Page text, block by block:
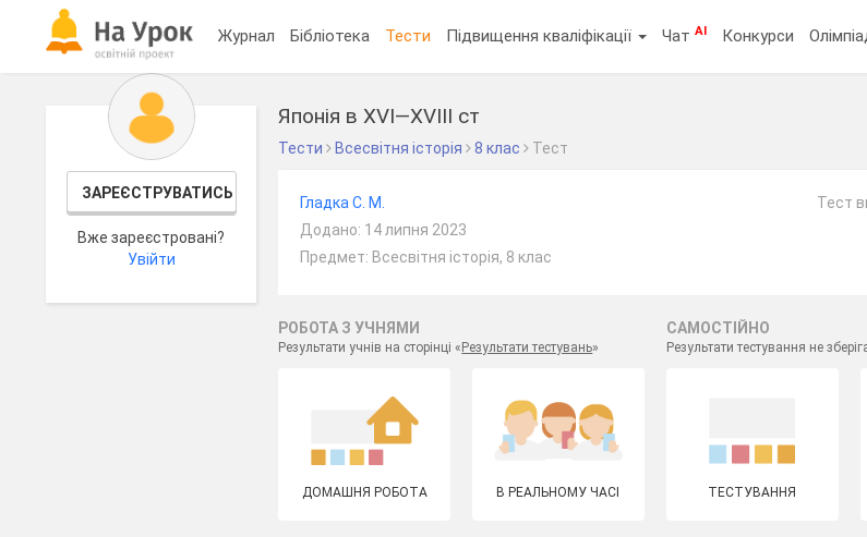
Журнал Бібліотека Тести Підвищення кваліфікації ЧатAI Конкурси
ЗАРЕЄСТРУВАТИСЬ
Вже зареєстровані?
Увійти
Японія в XVI—XVIII ст
Тести Всесвітня історія 8 клас Тест
Гладка С. М.
Додано: 14 липня 2023
Предмет: Всесвітня історія, 8 клас
Тест
РОБОТА З УЧНЯМИ
Результати учнів на сторінці « Результати тестувань»
САМОСТІЙНО
Результати тестування не
ДОМАШНЯ РОБОТА В РЕАЛЬНОМУ ЧАСІ ТЕСТУВАННЯ